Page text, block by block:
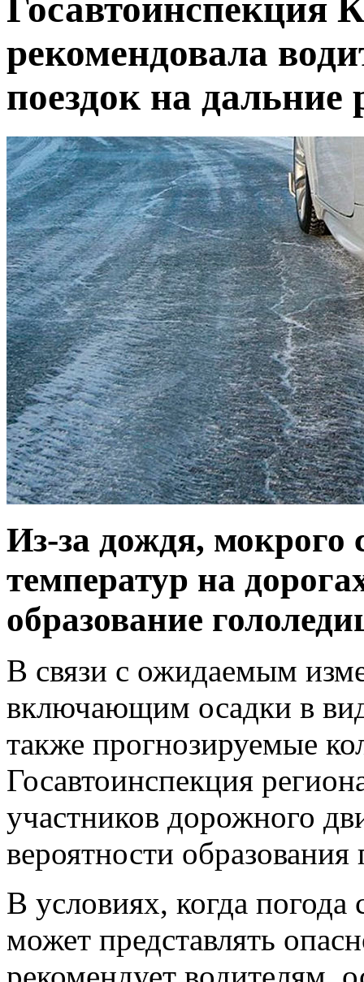
Госавтоинспекция
рекомендовала
поездок на дальние
Из-за дождя, мокрого
температур на
образование
В связи с ожидаемым
включающим осадки в
также прогнозируемые
Госавтоинспекция
участников дорожного
вероятности
В условиях, когда погода
может представлять